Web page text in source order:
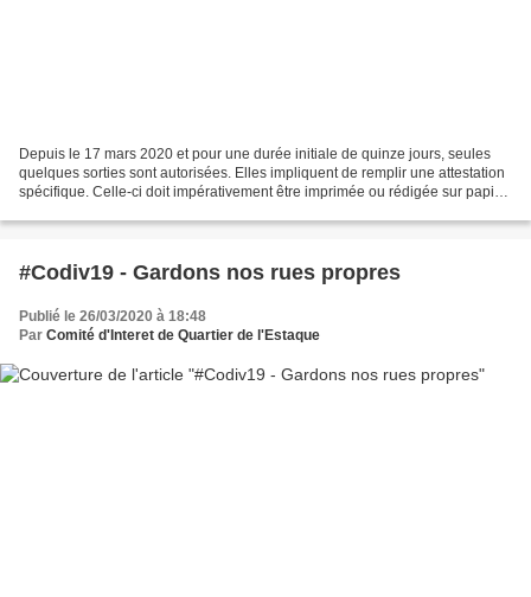
Depuis le 17 mars 2020 et pour une durée initiale de quinze jours, seules
quelques sorties sont autorisées. Elles impliquent de remplir une attestation
spécifique. Celle-ci doit impérativement être imprimée ou rédigée sur papier
#Codiv19 - Gardons nos rues propres
Publié le 26/03/2020 à 18:48
Par Comité d'Interet de Quartier de l'Estaque